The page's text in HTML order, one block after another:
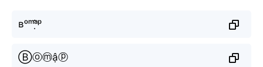
ʙᵒᵐᵃ̣̂ᵖ
Ⓑⓞⓜậⓟ